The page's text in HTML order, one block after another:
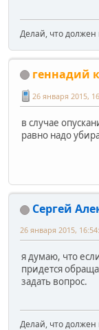
Делай, что должен
геннадий к
26 января 2015,
в случае
равно надо
Сергей
26 января 2015,
я думаю, что
придется
задать вопрос.
Делай, что должен